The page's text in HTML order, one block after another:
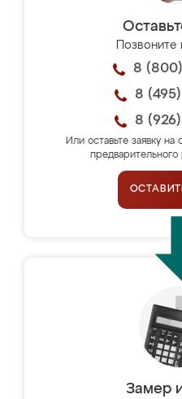
8
8
8
Или оставьте заявку на
предварительного
Замер